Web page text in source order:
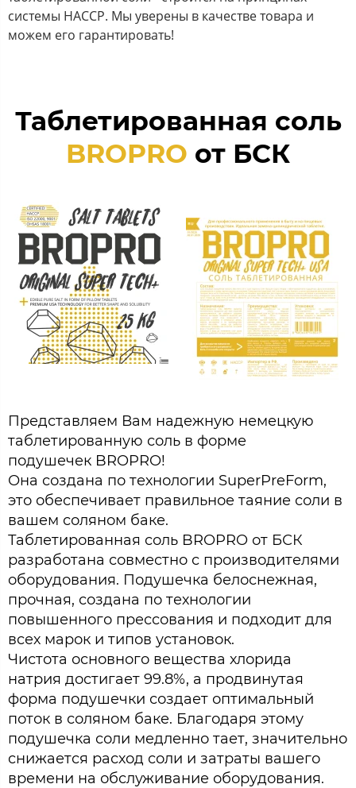
системы HACCP. Мы уверены в качестве товара и
можем его гарантировать!
Таблетированная соль
BROPRO от БСК
Представляем Вам надежную немецкую
таблетированную соль в форме
подушечек BROPRO!
Она создана по технологии SuperPreForm,
это обеспечивает правильное таяние соли в
вашем соляном баке.
Таблетированная соль BROPRO от БСК
разработана совместно с производителями
оборудования. Подушечка белоснежная,
прочная, создана по технологии
повышенного прессования и подходит для
всех марок и типов установок.
Чистота основного вещества хлорида
натрия достигает 99.8%, а продвинутая
форма подушечки создает оптимальный
поток в соляном баке. Благодаря этому
подушечка соли медленно тает, значительно
снижается расход соли и затраты вашего
времени на обслуживание оборудования.